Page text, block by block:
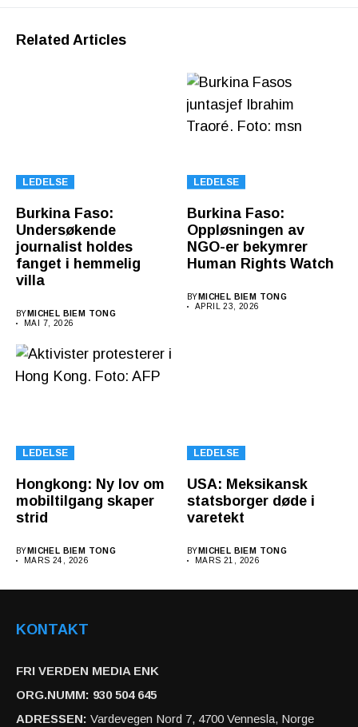
Related Articles
LEDELSE
Burkina Faso:
Undersøkende
journalist holdes
fanget i hemmelig
villa
BY MICHEL BIEM TONG
MAI 7, 2026
LEDELSE
Burkina Faso:
Oppløsningen av
NGO-er bekymrer
Human Rights Watch
BY MICHEL BIEM TONG
APRIL 23, 2026
LEDELSE
Hongkong: Ny lov om
mobiltilgang skaper
strid
BY MICHEL BIEM TONG
MARS 24, 2026
LEDELSE
USA: Meksikansk
statsborger døde i
varetekt
BY MICHEL BIEM TONG
MARS 21, 2026
KONTAKT
FRI VERDEN MEDIA ENK
ORG.NUMM: 930 504 645
ADRESSEN: Vardevegen Nord 7, 4700 Vennesla, Norge